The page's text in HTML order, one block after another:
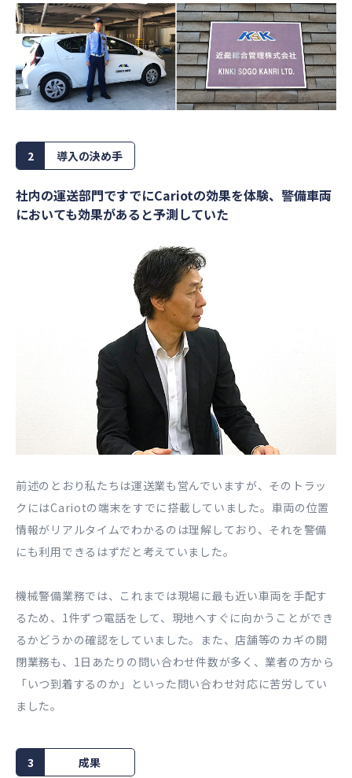
2 導入の決め手
社内の運送部門ですでにCariotの効果を体験、警備車両
においても効果があると予測していた
前述のとおり私たちは運送業も営んでいますが、そのトラッ
クにはCariotの端末をすでに搭載していました。車両の位置
情報がリアルタイムでわかるのは理解しており、それを警備
にも利用できるはずだと考えていました。
機械警備業務では、これまでは現場に最も近い車両を手配す
るため、1件ずつ電話をして、現地へすぐに向かうことができ
るかどうかの確認をしていました。また、店舗等のカギの開
閉業務も、1日あたりの問い合わせ件数が多く、業者の方から
「いつ到着するのか」といった問い合わせ対応に苦労してい
ました。
3 成果